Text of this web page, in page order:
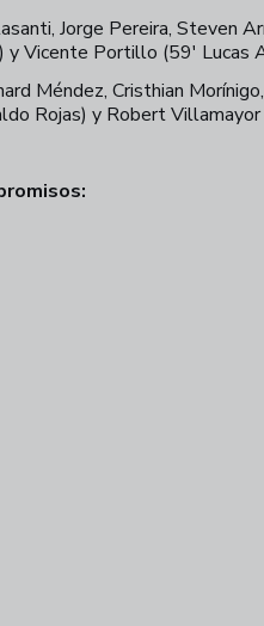
Jorge Pereira, Steven
Vicente Portillo (59' Lucas
Méndez, Cristhian
Rojas) y Robert